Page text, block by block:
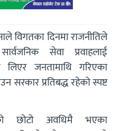
विगतका दिनमा राजनीतिले
सेवा प्रवाहलाई
लिएर जनतामाथि गरिएका
सरकार प्रतिबद्ध रहेको स्पष्ट
छोटो अवधिमै भएका